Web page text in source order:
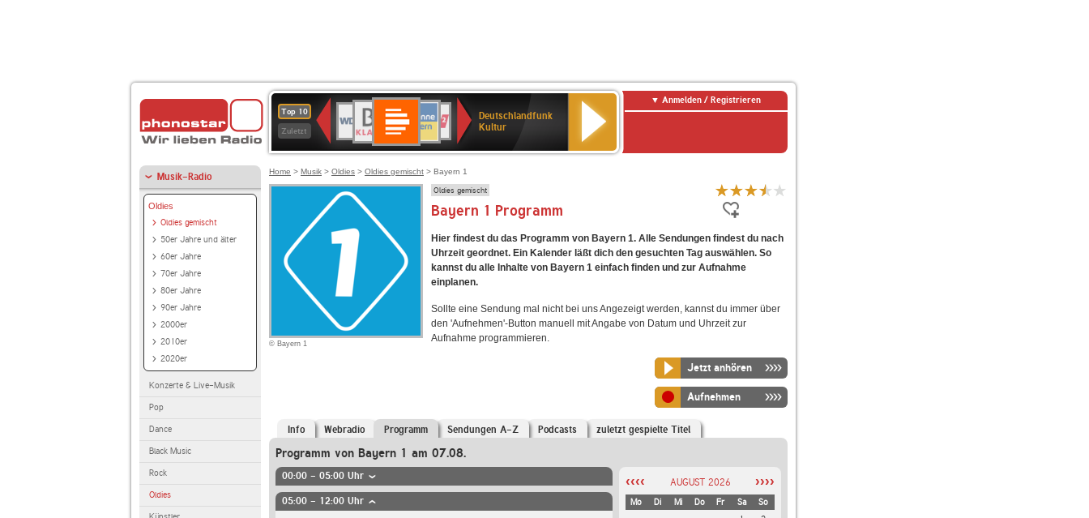
Top 10
Zuletzt
Deutschlandfunk
80er
90er
OLDIE
ANTENNE
SWR3
4
BR-
KLASSIK
Deutschlandfunk
Kultur
ANTENNE
BAYERN
SWR
Kultur
NDR
2
Deutschlandfunk
Kultur
Anmelden / Registrieren
Musik-Radio
Oldies
Oldies gemischt
50er Jahre und älter
60er Jahre
70er Jahre
80er Jahre
90er Jahre
2000er
2010er
2020er
Konzerte & Live-Musik
Pop
Dance
Black Music
Rock
Oldies
Home > Musik > Oldies > Oldies gemischt > Bayern 1
© Bayern 1
Oldies gemischt
Bayern 1 Programm
Hier findest du das Programm von Bayern 1. Alle Sendungen findest du nach
Uhrzeit geordnet. Ein Kalender läßt dich den gesuchten Tag auswählen. So
kannst du alle Inhalte von Bayern 1 einfach finden und zur Aufnahme
einplanen.
Sollte eine Sendung mal nicht bei uns Angezeigt werden, kannst du immer über
den 'Aufnehmen'-Button manuell mit Angabe von Datum und Uhrzeit zur
Aufnahme programmieren.
Jetzt anhören
Aufnehmen
Info Webradio Programm Sendungen A-Z Podcasts zuletzt gespielte Titel
Programm von Bayern 1 am 07.08.
00:00 - 05:00 Uhr
05:00 - 12:00 Uhr
‹‹‹‹ AUGUST 2026 ››››
Mo Di Mi Do Fr Sa
So